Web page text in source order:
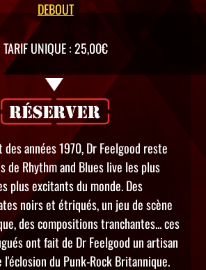
DEBOUT
TARIF UNIQUE : 25,00€
des années 1970, Dr Feelgood reste
de Rhythm and Blues live les plus
plus excitants du monde. Des
noirs et étriqués, un jeu de scène
des compositions tranchantes... ces
ont fait de Dr Feelgood un artisan
du Punk-Rock Britannique.